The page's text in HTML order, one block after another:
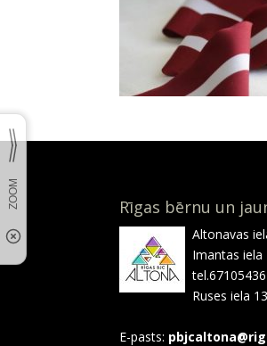
Rīgas bērnu un
Altonavas
Imantas iela
tel.67105436
Ruses iela
E-pasts: